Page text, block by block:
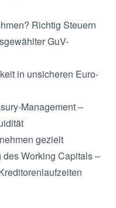
Richtig Steuern
GuV-
in unsicheren Euro-
Management –
gezielt
Working Capitals –